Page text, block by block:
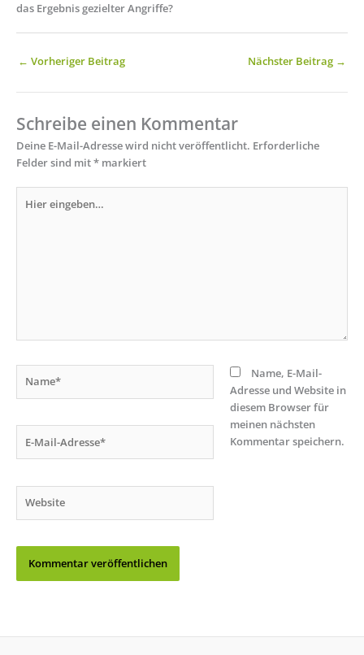
das Ergebnis gezielter Angriffe?
← Vorheriger Beitrag Nächster Beitrag →
Schreibe einen Kommentar
Deine E-Mail-Adresse wird nicht veröffentlicht. Erforderliche
Felder sind mit* markiert
eingeben…
Mail-
Name, E-Mail-
Adresse und Website in
diesem Browser für
meinen nächsten
Kommentar speichern.